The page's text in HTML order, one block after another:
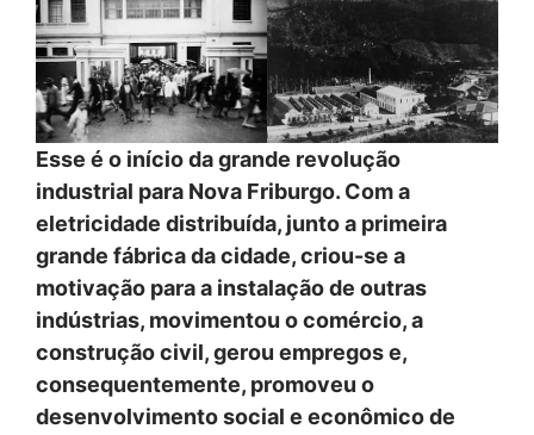
Esse é o início da grande revolução
industrial para Nova Friburgo. Com a
eletricidade distribuída, junto a primeira
grande fábrica da cidade, criou-se a
motivação para a instalação de outras
indústrias, movimentou o comércio, a
construção civil, gerou empregos e,
consequentemente, promoveu o
desenvolvimento social e econômico de